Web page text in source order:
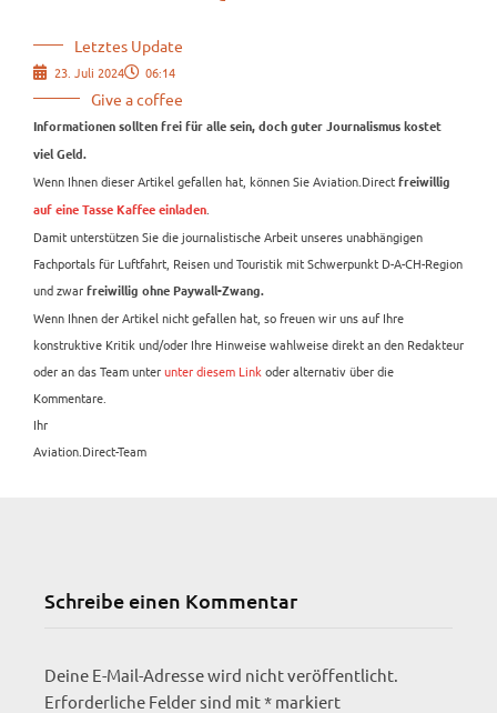
Letztes Update
23. Juli 2024 06:14
Give a coffee
Informationen sollten frei für alle sein, doch guter Journalismus kostet
viel Geld.
Wenn Ihnen dieser Artikel gefallen hat, können Sie Aviation.Direct freiwillig
auf eine Tasse Kaffee einladen
Damit unterstützen Sie die journalistische Arbeit unseres unabhängigen
Fachportals für Luftfahrt, Reisen und Touristik mit Schwerpunkt D-A-CH-Region
und zwar freiwillig ohne Paywall-Zwang.
Wenn Ihnen der Artikel nicht gefallen hat, so freuen wir uns auf Ihre
konstruktive Kritik und/oder Ihre Hinweise wahlweise direkt an den Redakteur
oder an das Team unterunter diesem Link oder alternativ über die
Kommentare.
Ihr
Aviation.Direct-Team
Schreibe einen Kommentar
Deine E-Mail-Adresse wird nicht veröffentlicht.
Erforderliche Felder sind mit* markiert